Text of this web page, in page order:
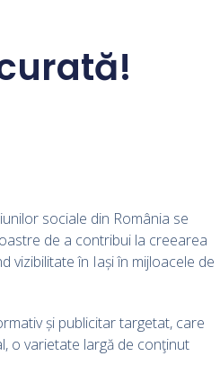
sociale din România se
de a contribui la creearea
vizibilitate în Iași în mijloacele de
și publicitar targetat, care
o varietate largă de conţinut